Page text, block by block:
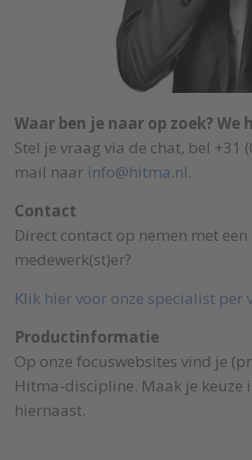
Waar ben je naar op zoek? We
Stel je vraag via de chat, bel +31
mail naar info@hitma.nl.
Contact
Direct contact op nemen met
medewerk(st)er?
Klik hier voor onze specialist per
Productinformatie
Op onze focuswebsites vind je
Hitma-discipline. Maak je keuze
hiernaast.